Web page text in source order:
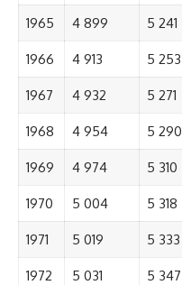
1965 4 899 5 241
1966 4 913 5 253
1967 4 932 5 271
1968 4 954 5 290
1969 4 974 5 310
1970 5 004 5 318
1971 5 019 5 333
1972 5 031 5 347